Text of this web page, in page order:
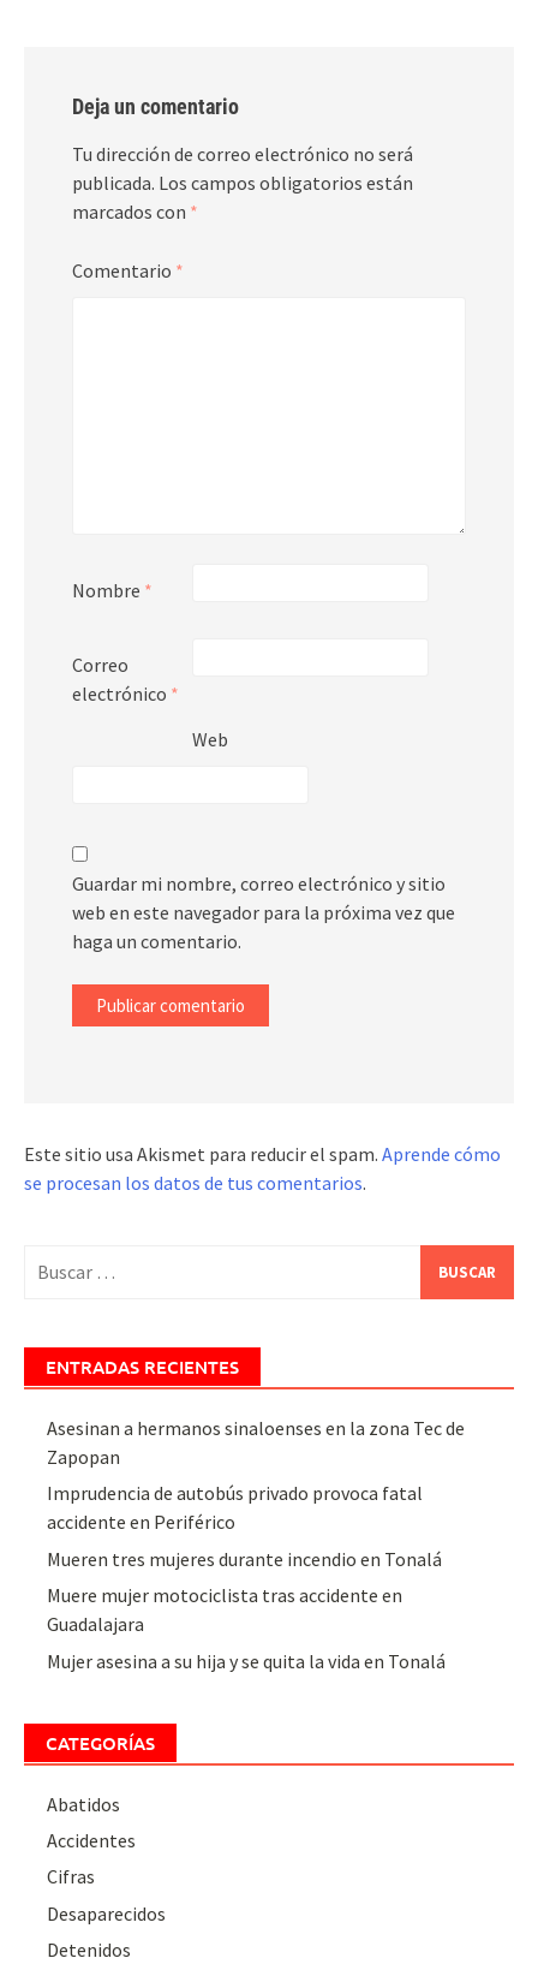
Deja un comentario
Tu dirección de correo electrónico no será
publicada. Los campos obligatorios están
marcados con *
Comentario *
Nombre *
Correo
electrónico *
Web
Guardar mi nombre, correo electrónico y sitio
web en este navegador para la próxima vez que
haga un comentario.
Este sitio usa Akismet para reducir el spam. Aprende cómo
se procesan los datos de tus comentarios.
ENTRADAS RECIENTES
Asesinan a hermanos sinaloenses en la zona Tec de
Zapopan
Imprudencia de autobús privado provoca fatal
accidente en Periférico
Mueren tres mujeres durante incendio en Tonalá
Muere mujer motociclista tras accidente en
Guadalajara
Mujer asesina a su hija y se quita la vida en Tonalá
CATEGORÍAS
Abatidos
Accidentes
Cifras
Desaparecidos
Detenidos